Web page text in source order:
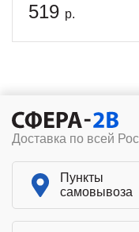
519 р.
Доставка по всей
Пункты
самовывоза